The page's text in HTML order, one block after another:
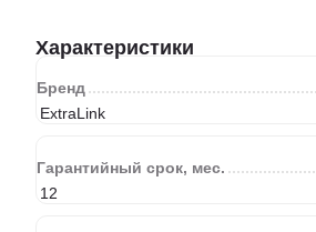
Характеристики
Бренд
ExtraLink
Гарантийный срок, мес.
12